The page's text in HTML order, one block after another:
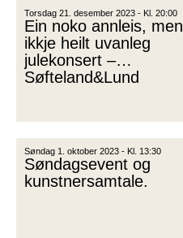
Torsdag 21. desember 2023 - Kl. 20:00
Ein noko annleis, men
ikkje heilt uvanleg
julekonsert –
Søfteland&Lund
Søndag 1. oktober 2023 - Kl. 13:30
Søndagsevent og
kunstnersamtale.